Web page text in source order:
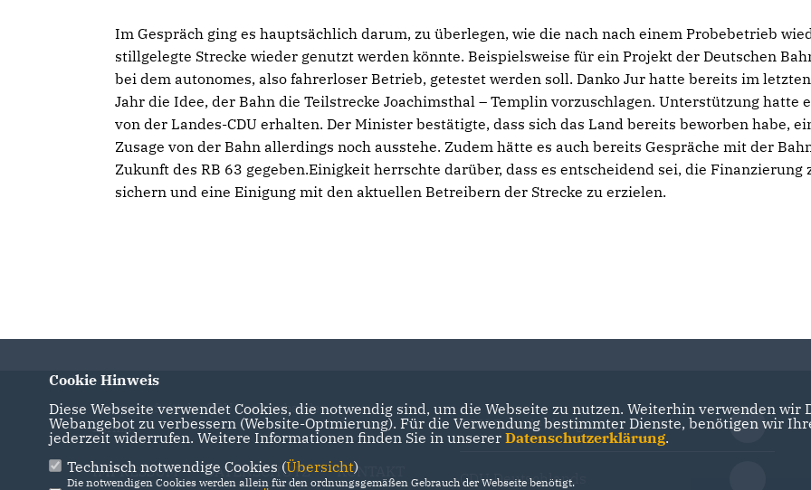
Im Gespräch ging es hauptsächlich darum, zu überlegen, wie die nach nach einem Probebetrieb
stillgelegte Strecke wieder genutzt werden könnte. Beispielsweise für ein Projekt der Deutschen
bei dem autonomes, also fahrerloser Betrieb, getestet werden soll. Danko Jur hatte bereits im letzten
Jahr die Idee, der Bahn die Teilstrecke Joachimsthal – Templin vorzuschlagen. Unterstützung hatte
von der Landes-CDU erhalten. Der Minister bestätigte, dass sich das Land bereits beworben habe,
Zusage von der Bahn allerdings noch ausstehe. Zudem hätte es auch bereits Gespräche mit der
Zukunft des RB 63 gegeben.Einigkeit herrschte darüber, dass es entscheidend sei, die Finanzierung
sichern und eine Einigung mit den aktuellen Betreibern der Strecke zu erzielen.
Internetauftritt des CDU Kreisverbandes
Barnim
IMPRESSUM DATENSCHUTZ KONTAKT
CDU Brandenburg
CDU Deutschlands
Cookie Hinweis
Diese Webseite verwendet Cookies, die notwendig sind, um die Webseite zu nutzen. Weiterhin verwenden
Webangebot zu verbessern (Website-Optmierung). Für die Verwendung bestimmter Dienste, benötigen wir
jederzeit widerrufen. Weitere Informationen finden Sie in unserer Datenschutzerklärung.
Technisch notwendige Cookies (Übersicht)
Die notwendigen Cookies werden allein für den ordnungsgemäßen Gebrauch der Webseite benötigt.